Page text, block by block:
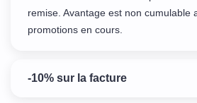
remise. Avantage est non cumulable
promotions en cours.
-10% sur la facture